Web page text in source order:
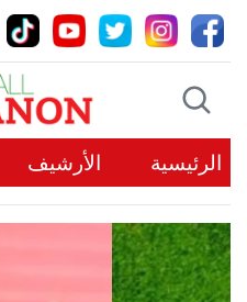
الرئيسية الأرشيف